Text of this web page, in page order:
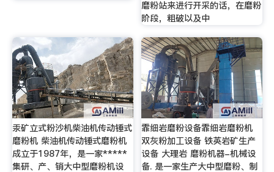
磨粉站来进行开采的话，在磨粉
阶段，粗破以及中
汞矿立式粉沙机柴油机传动锤式
磨粉机 柴油机传动锤式磨粉机
成立于1987年，是一家*****
集研、产、销大中型磨粉机设
霏细岩磨粉设备霏细岩磨粉机
双灰粉加工设备 铁英岩矿生产
设备 大理岩 磨粉机器-机械设
备. 是一家生产大中型磨粉、制